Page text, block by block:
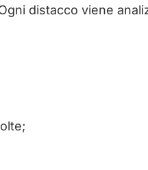
distacco viene